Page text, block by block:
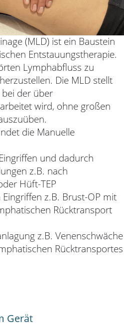
(MLD) ist ein Baustein
Entstauungstherapie.
Lymphabfluss zu
Die MLD stellt
der über
wird, ohne großen
die Manuelle
und dadurch
z.B. nach
Hüft-TEP
z.B. Brust-OP mit
Rücktransport
z.B. Venenschwäche
Rücktransportes
Gerät